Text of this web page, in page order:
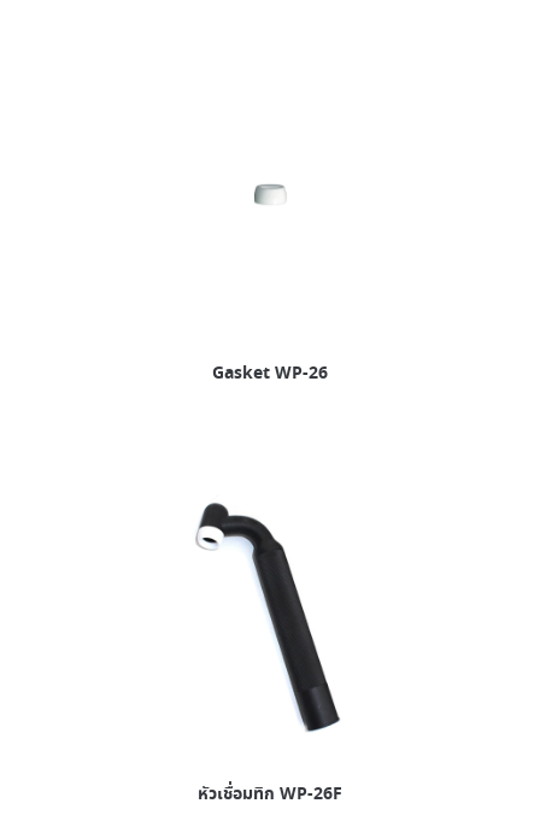
Gasket WP-26
หัวเชื่อมทิก WP-26F